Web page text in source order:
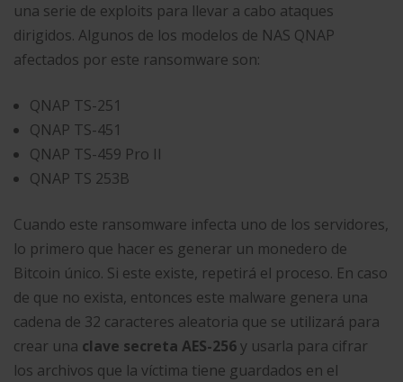
una serie de exploits para llevar a cabo ataques
dirigidos. Algunos de los modelos de NAS QNAP
afectados por este ransomware son:
QNAP TS-251
QNAP TS-451
QNAP TS-459 Pro II
QNAP TS 253B
Cuando este ransomware infecta uno de los servidores,
lo primero que hacer es generar un monedero de
Bitcoin único. Si este existe, repetirá el proceso. En caso
de que no exista, entonces este malware genera una
cadena de 32 caracteres aleatoria que se utilizará para
crear una clave secreta AES-256y usarla para cifrar
los archivos que la víctima tiene guardados en el